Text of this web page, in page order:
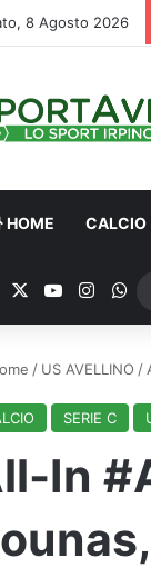
8 Agosto 2026
HOME CALCIO
You Tube
/ US AVELLINO /
SERIE C
In